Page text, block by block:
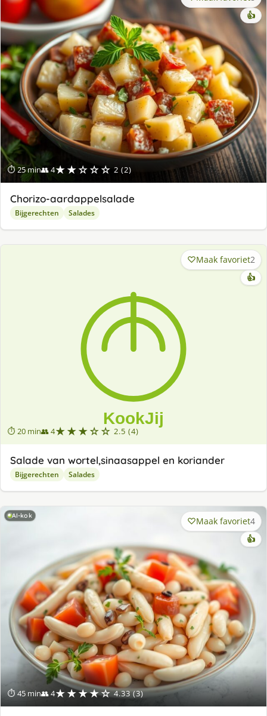
⏱ 25 min👥 4★★☆☆☆ 2 (2)
👍
Chorizo-aardappelsalade
Bijgerechten Salades
⏱ 20 min👥 4★★★☆☆ 2.5 (4)
Maak favoriet2
👍
Salade van wortel,sinaasappel en koriander
Bijgerechten Salades
AI-kok
⏱ 45 min👥 4★★★★☆ 4.33 (3)
Maak favoriet4
👍